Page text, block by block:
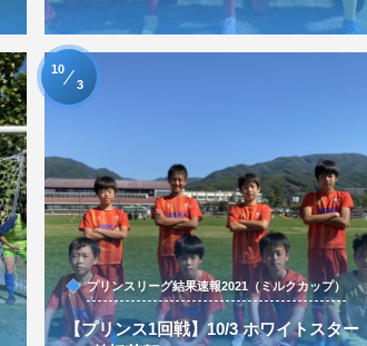
プリンスリーグ結果速報2021（ミルクカップ）
【プリンス1回戦】10/3 ホワイトスター
10
3